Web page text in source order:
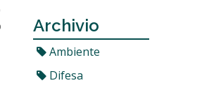
Archivio
Ambiente
Difesa